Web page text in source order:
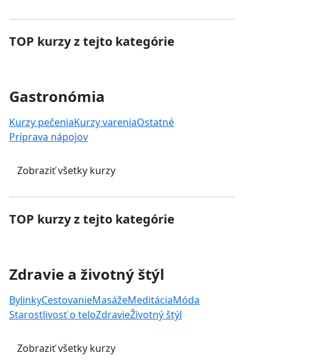
TOP kurzy z tejto kategórie
Gastronómia
Kurzy pečeniaKurzy vareniaOstatné
Príprava nápojov
Zobraziť všetky kurzy
TOP kurzy z tejto kategórie
Zdravie a životný štýl
BylinkyCestovanieMasážeMeditáciaMóda
Starostlivosť o teloZdravieŽivotný štýl
Zobraziť všetky kurzy